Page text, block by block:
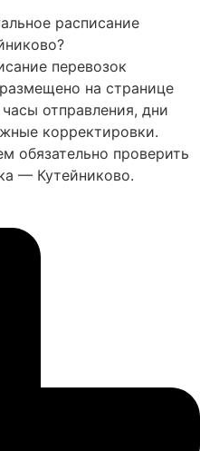
расписание
перевозок
на странице
отправления, дни
корректировки.
обязательно проверить
— Кутейниково.